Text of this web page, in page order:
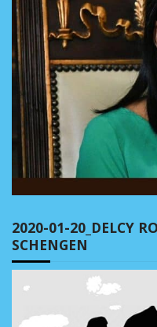
2020-01-20_DELCY
SCHENGEN